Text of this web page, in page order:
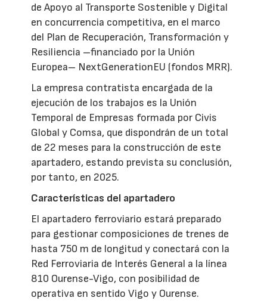
de Apoyo al Transporte Sostenible y Digital
en concurrencia competitiva, en el marco
del Plan de Recuperación, Transformación y
Resiliencia –financiado por la Unión
Europea– NextGenerationEU (fondos MRR).
La empresa contratista encargada de la
ejecución de los trabajos es la Unión
Temporal de Empresas formada por Civis
Global y Comsa, que dispondrán de un total
de 22 meses para la construcción de este
apartadero, estando prevista su conclusión,
por tanto, en 2025.
Características del apartadero
El apartadero ferroviario estará preparado
para gestionar composiciones de trenes de
hasta 750 m de longitud y conectará con la
Red Ferroviaria de Interés General a la línea
810 Ourense-Vigo, con posibilidad de
operativa en sentido Vigo y Ourense.